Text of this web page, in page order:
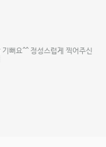
뻐요^^ 정성스럽게 찍어주신